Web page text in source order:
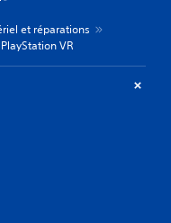
et réparations
VR